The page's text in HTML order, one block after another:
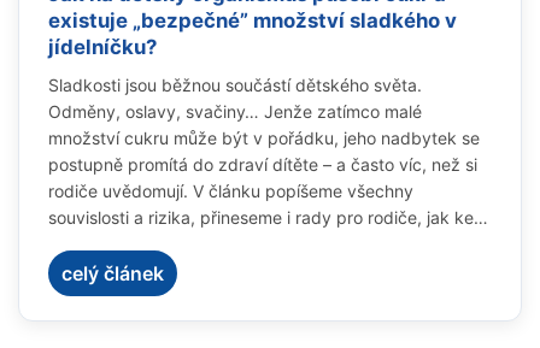
existuje „bezpečné” množství sladkého v
jídelníčku?
Sladkosti jsou běžnou součástí dětského světa.
Odměny, oslavy, svačiny… Jenže zatímco malé
množství cukru může být v pořádku, jeho nadbytek se
postupně promítá do zdraví dítěte – a často víc, než si
rodiče uvědomují. V článku popíšeme všechny
souvislosti a rizika, přineseme i rady pro rodiče, jak ke
komunikovat o nich s dětmi.
celý článek